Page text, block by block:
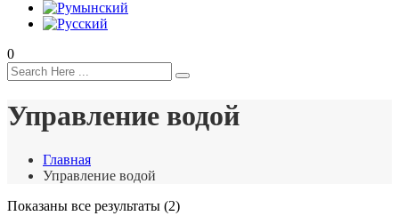
0
Управление водой
Главная
Управление водой
Показаны все результаты (2)Сортировка: